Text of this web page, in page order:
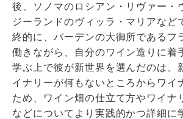
後、ソノマのロシアン・リヴァー・
ジーランドのヴィッラ・マリアなど
終的に、バーデンの大御所であるフ
働きながら、自分のワイン造りに着
学ぶ上で彼が新世界を選んだのは、
イナリーが何もないところからワイ
ため、ワイン畑の仕立て方やワイナ
などについてより実践的かつ詳細に